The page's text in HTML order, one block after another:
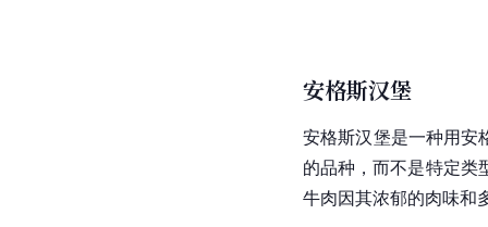
安格斯汉堡
安格斯汉堡是一种用安
的品种，而不是特定类
牛肉因其浓郁的肉味和